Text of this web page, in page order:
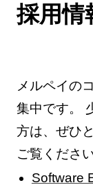
採用情
メルペイの
集中です。
方は、ぜひ
ご覧ください
Software